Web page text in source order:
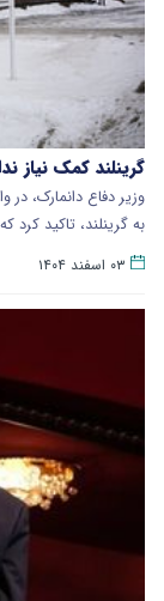
گرینلند کمک نیاز
وزیر دفاع دانمارک، در
به گرینلند، تاکید
۰۳ اسفند ۱۴۰۴